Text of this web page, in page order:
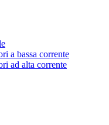
a bassa corrente
ad alta corrente